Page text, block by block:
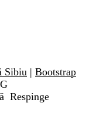
Sibiu | Bootstrap
Respinge